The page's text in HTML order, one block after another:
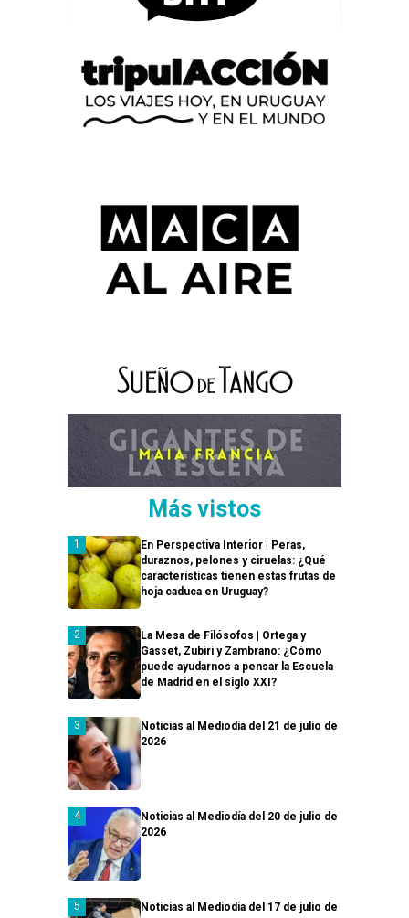
Más vistos
En Perspectiva Interior | Peras,
duraznos, pelones y ciruelas: ¿Qué
características tienen estas frutas de
hoja caduca en Uruguay?
La Mesa de Filósofos | Ortega y
Gasset, Zubiri y Zambrano: ¿Cómo
puede ayudarnos a pensar la Escuela
de Madrid en el siglo XXI?
Noticias al Mediodía del 21 de julio de
2026
Noticias al Mediodía del 20 de julio de
2026
Noticias al Mediodía del 17 de julio de